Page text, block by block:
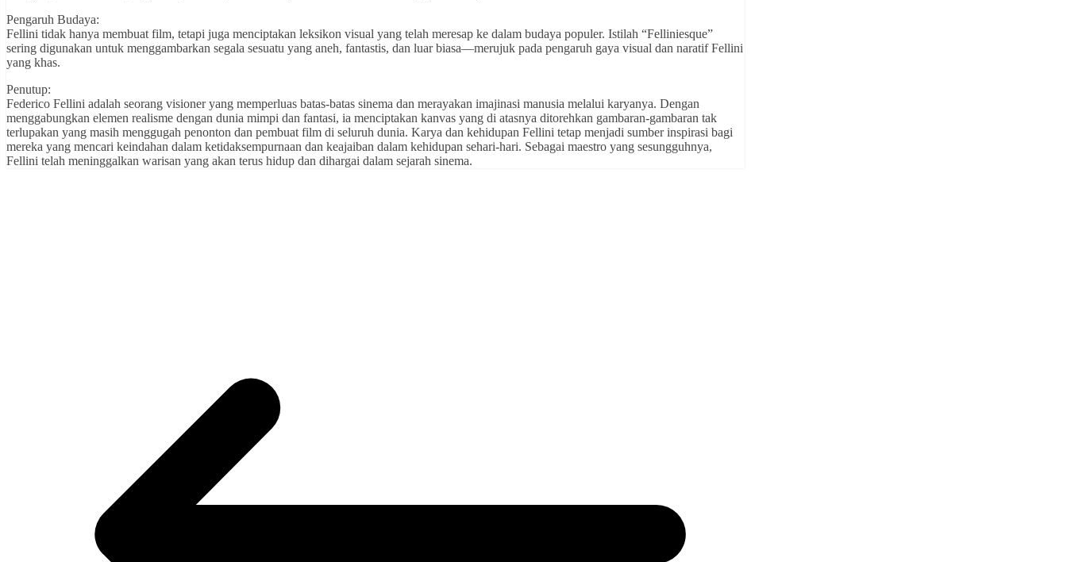
Pengaruh Budaya:
Fellini tidak hanya membuat film, tetapi juga menciptakan leksikon visual yang telah meresap ke dalam budaya populer. Istilah “Felliniesque”
sering digunakan untuk menggambarkan segala sesuatu yang aneh, fantastis, dan luar biasa—merujuk pada pengaruh gaya visual dan naratif Fellini
yang khas.
Penutup:
Federico Fellini adalah seorang visioner yang memperluas batas-batas sinema dan merayakan imajinasi manusia melalui karyanya. Dengan
menggabungkan elemen realisme dengan dunia mimpi dan fantasi, ia menciptakan kanvas yang di atasnya ditorehkan gambaran-gambaran tak
terlupakan yang masih menggugah penonton dan pembuat film di seluruh dunia. Karya dan kehidupan Fellini tetap menjadi sumber inspirasi bagi
mereka yang mencari keindahan dalam ketidaksempurnaan dan keajaiban dalam kehidupan sehari-hari. Sebagai maestro yang sesungguhnya,
Fellini telah meninggalkan warisan yang akan terus hidup dan dihargai dalam sejarah sinema.